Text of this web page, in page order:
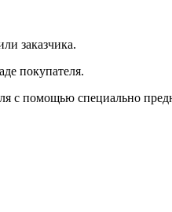
заказчика.
покупателя.
с помощью специально